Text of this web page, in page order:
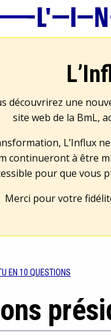
découvrirez une
site web de la BmL,
L’Influx
continueront à être
pour que vous
Merci pour votre
EN 10 QUESTIONS